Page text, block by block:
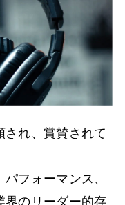
れ、賞賛されて
フォーマンス、
界のリーダー的存